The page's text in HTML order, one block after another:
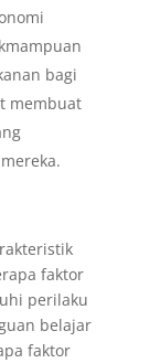
bagi
membuat
faktor
perilaku
belajar
faktor